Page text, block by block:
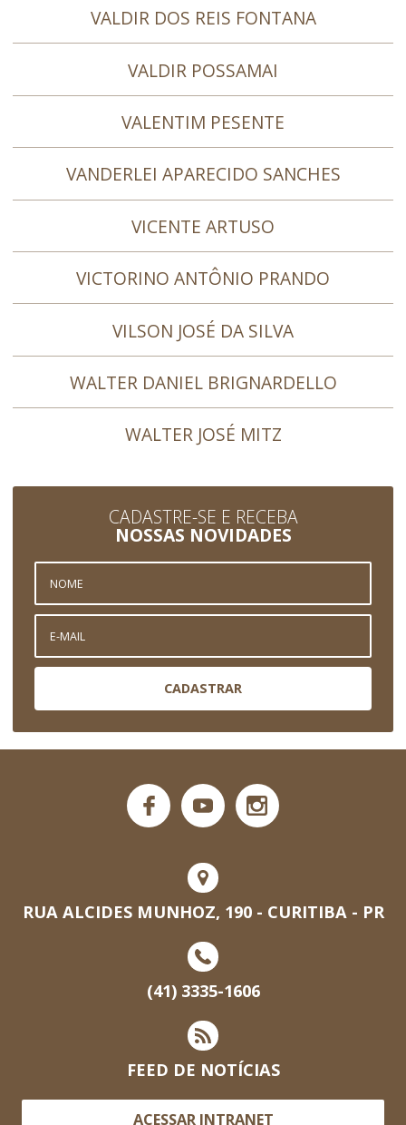
VALDIR DOS REIS FONTANA
VALDIR POSSAMAI
VALENTIM PESENTE
VANDERLEI APARECIDO SANCHES
VICENTE ARTUSO
VICTORINO ANTÔNIO PRANDO
VILSON JOSÉ DA SILVA
WALTER DANIEL BRIGNARDELLO
WALTER JOSÉ MITZ
CADASTRE-SE E RECEBA
NOSSAS NOVIDADES
CADASTRAR
RUA ALCIDES MUNHOZ, 190 - CURITIBA - PR
(41) 3335-1606
FEED DE NOTÍCIAS
ACESSAR INTRANET